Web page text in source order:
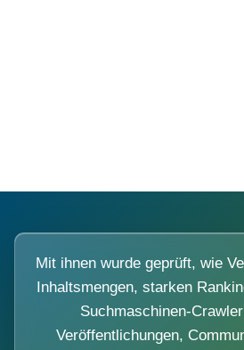
Mit ihnen wurde geprüft, wie
Inhaltsmengen, starken
Suchmaschinen-
Veröffentlichungen,